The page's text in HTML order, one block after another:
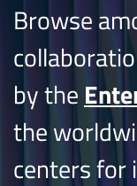
Browse
by the
the
centers for